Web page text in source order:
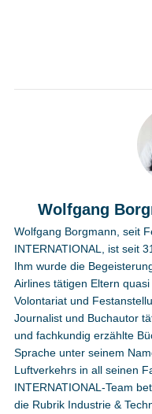
Wolfgang
Wolfgang Borgmann, seit
INTERNATIONAL, ist seit
Ihm wurde die
Airlines tätigen Eltern
Volontariat und
Journalist und Buchautor
und fachkundig erzählte
Sprache unter seinem
Luftverkehrs in all seinen
INTERNATIONAL-Team
die Rubrik Industrie &